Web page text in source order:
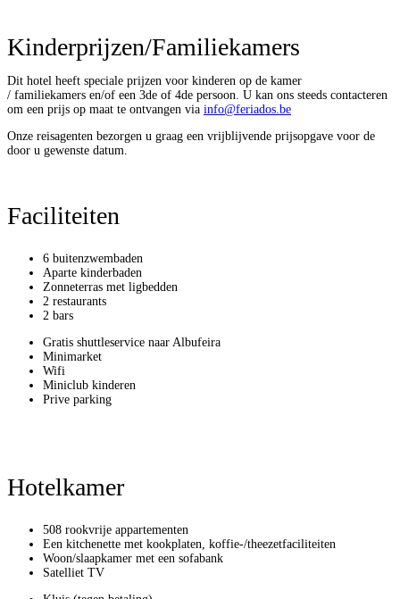
Dit hotel heeft speciale prijzen voor kinderen op de kamer
/ familiekamers en/of een 3de of 4de persoon. U kan ons steeds contacteren
om een prijs op maat te ontvangen via info@feriados.be
Onze reisagenten bezorgen u graag een vrijblijvende prijsopgave voor de
door u gewenste datum.
Faciliteiten
6 buitenzwembaden
Aparte kinderbaden
Zonneterras met ligbedden
2 restaurants
2 bars
Gratis shuttleservice naar Albufeira
Minimarket
Wifi
Miniclub kinderen
Prive parking
Hotelkamer
508 rookvrije appartementen
Een kitchenette met kookplaten, koffie-/theezetfaciliteiten
Woon/slaapkamer met een sofabank
Satelliet TV